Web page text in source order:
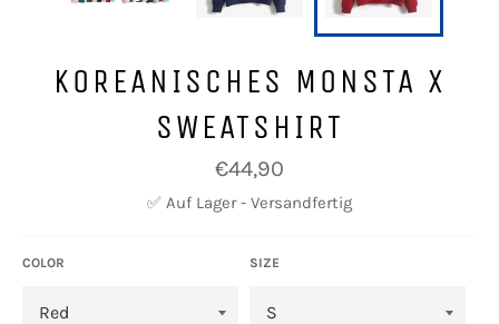
KOREANISCHES MONSTA X
SWEATSHIRT
Normaler
Preis
€44,90
✅ Auf Lager - Versandfertig
COLOR SIZE